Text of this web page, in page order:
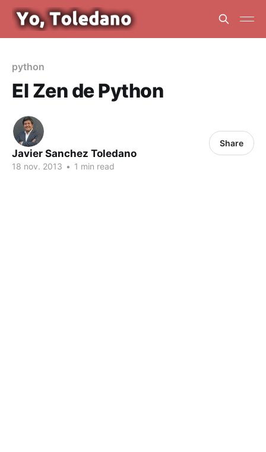
python
El Zen de Python
Javier Sanchez Toledano
18 nov. 2013 • 1 min read
Share